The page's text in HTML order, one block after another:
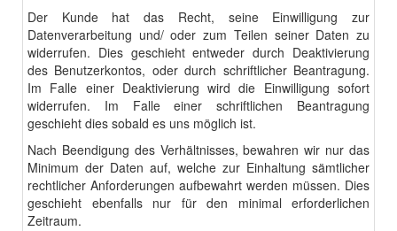
Der Kunde hat das Recht, seine Einwilligung zur
Datenverarbeitung und/ oder zum Teilen seiner Daten zu
widerrufen. Dies geschieht entweder durch Deaktivierung
des Benutzerkontos, oder durch schriftlicher Beantragung.
Im Falle einer Deaktivierung wird die Einwilligung sofort
widerrufen. Im Falle einer schriftlichen Beantragung
geschieht dies sobald es uns möglich ist.
Nach Beendigung des Verhältnisses, bewahren wir nur das
Minimum der Daten auf, welche zur Einhaltung sämtlicher
rechtlicher Anforderungen aufbewahrt werden müssen. Dies
geschieht ebenfalls nur für den minimal erforderlichen
Zeitraum.